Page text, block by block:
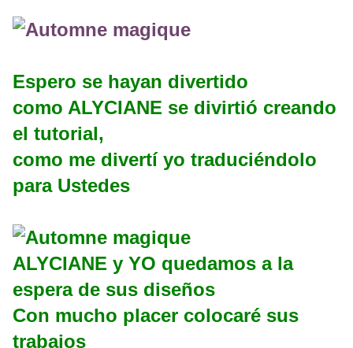
Espero se hayan divertido
como ALYCIANE se divirtió creando
el tutorial,
como me divertí yo traduciéndolo
para Ustedes
ALYCIANE y YO quedamos a la
espera de sus diseños
Con mucho placer colocaré sus
trabajos